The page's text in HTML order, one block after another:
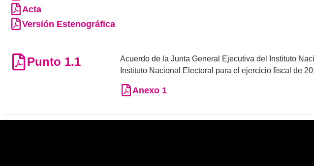
Acta
Versión Estenográfica
Punto 1.1
Acuerdo de la Junta General Ejecutiva del Instituto
Instituto Nacional Electoral para el ejercicio fiscal de
Anexo 1